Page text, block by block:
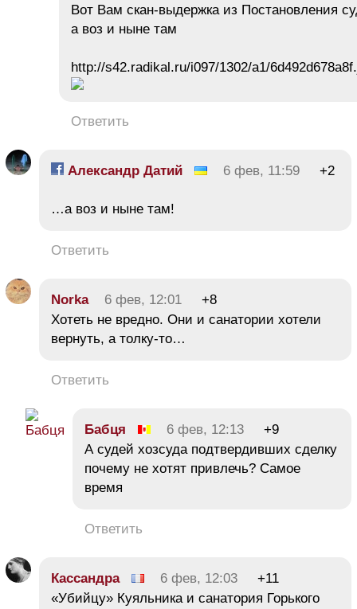
Вот Вам скан-выдержка из Постановления
а воз и ныне там
http://s42.radikal.ru/i097/1302/a1/
Ответить
Александр Датий 6 фев, 11:59 +2
…а воз и ныне там!
Ответить
Norka 6 фев, 12:01
+8
Хотеть не вредно. Они и санатории хотели
вернуть, а толку-то…
Ответить
Бабця 6 фев, 12:13
+9
А судей хозсуда подтвердивших сделку
почему не хотят привлечь? Самое
время
Ответить
Кассандра 6 фев, 12:03
+11
«Убийцу» Куяльника и санатория Горького